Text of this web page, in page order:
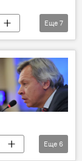
Еще 7
Еще 6